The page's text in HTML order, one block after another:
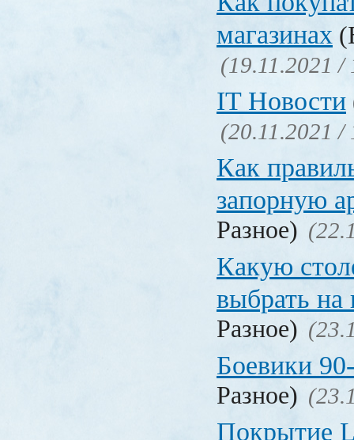
магазинах
(19.11.2021 /
IT Новости
(20.11.2021 /
Как
запорную
Разное)
Какую
выбрать
Разное)
Боевики
Разное)
Покрытие